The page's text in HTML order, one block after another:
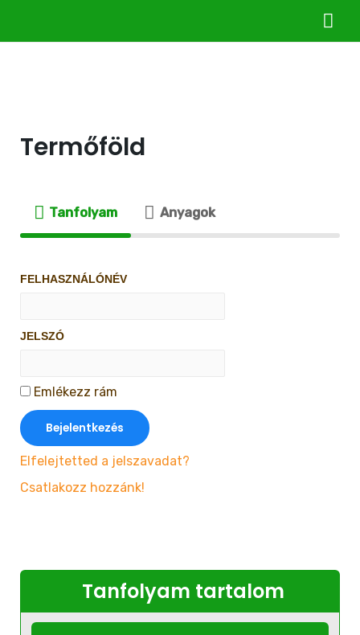
Termőföld
Tanfolyam Anyagok
FELHASZNÁLÓNÉV
JELSZÓ
Emlékezz rám
Elfelejtetted a jelszavadat?
Csatlakozz hozzánk!
Tanfolyam tartalom